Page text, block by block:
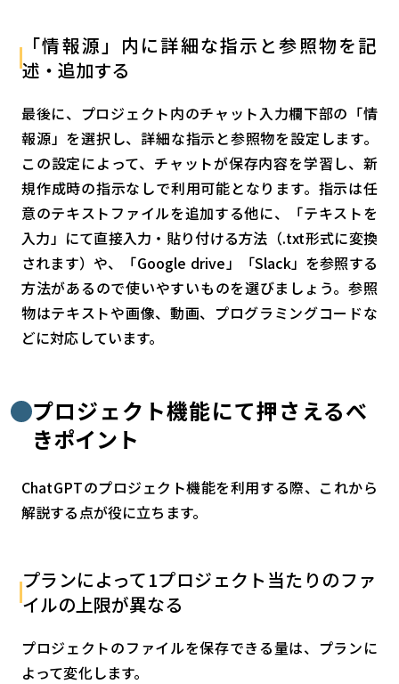
「情報源」内に詳細な指示と参照物を記
述・追加する
最後に、プロジェクト内のチャット入力欄下部の「情
報源」を選択し、詳細な指示と参照物を設定します。
この設定によって、チャットが保存内容を学習し、新
規作成時の指示なしで利用可能となります。指示は任
意のテキストファイルを追加する他に、「テキストを
入力」にて直接入力・貼り付ける方法（.txt形式に変換
されます）や、「Google drive」「Slack」を参照する
方法があるので使いやすいものを選びましょう。参照
物はテキストや画像、動画、プログラミングコードな
どに対応しています。
プロジェクト機能にて押さえるべ
きポイント
ChatGPTのプロジェクト機能を利用する際、これから
解説する点が役に立ちます。
プランによって1プロジェクト当たりのファ
イルの上限が異なる
プロジェクトのファイルを保存できる量は、プランに
よって変化します。